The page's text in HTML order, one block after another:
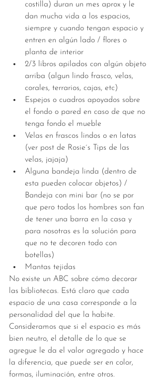
costilla) duran un mes aprox y le
dan mucha vida a los espacios,
siempre y cuando tengan espacio y
entren en algún lado / flores o
planta de interior
2/3 libros apilados con algún objeto
arriba (algun lindo frasco, velas,
corales, terrarios, cajas, etc)
Espejos o cuadros apoyados sobre
el fondo o pared en caso de que no
tenga fondo el mueble
Velas en frascos lindos o en latas
(ver post de Rosie´s Tips de las
velas, jajaja)
Alguna bandeja linda (dentro de
esta pueden colocar objetos) /
Bandeja con mini bar (no se por
que pero todos los hombres son fan
de tener una barra en la casa y
para nosotras es la solución para
que no te decoren todo con
botellas)
Mantas tejidas
No existe un ABC sobre cómo decorar
las bibliotecas. Está claro que cada
espacio de una casa corresponde a la
personalidad del que la habite.
Consideramos que si el espacio es más
bien neutro, el detalle de lo que se
agregue le da el valor agregado y hace
la diferencia, que puede ser en color,
formas, iluminación, entre otros.